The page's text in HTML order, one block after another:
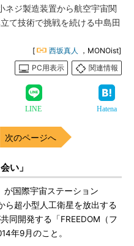
ネジ製造装置から航空宇宙関
て技術で挑戦を続ける中島田
[ 西坂真人
，MONOist]
PC用表示
関連情報
LINE Hatena
次のページへ
い」
国際宇宙ステーション
ら超小型人工衛星を放出する
同開発する「FREEDOM（フ
年9月のこと。